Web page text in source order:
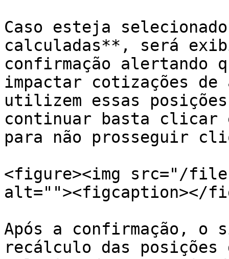
Caso esteja
calculadas**, será
confirmação alertando
impactar cotizações de
utilizem essas
continuar basta clicar
para não prosseguir
<figure><img src="/files/
alt=""><figcaption></
Após a confirmação, o
recálculo das